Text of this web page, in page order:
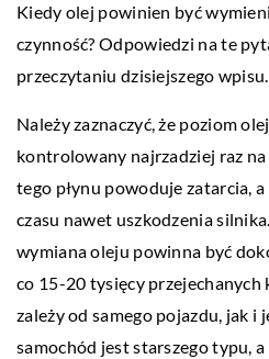
Kiedy olej powinien być
czynność? Odpowiedzi na te
przeczytaniu dzisiejszego wpisu.
Należy zaznaczyć, że poziom
kontrolowany najrzadziej raz
tego płynu powoduje zatarcia,
czasu nawet uszkodzenia
wymiana oleju powinna być
co 15-20 tysięcy
zależy od samego pojazdu, jak i
samochód jest starszego typu, a